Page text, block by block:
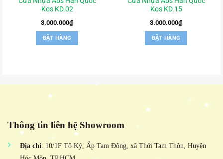
Kos KD.02
3.000.000₫
ĐẶT HÀNG
Kos KD.15
3.000.000₫
ĐẶT HÀNG
Thông tin liên hệ Showroom
Địa chỉ: 10/1F Tô Ký, Ấp Tam Đông, xã Thới Tam Thôn, Huyện